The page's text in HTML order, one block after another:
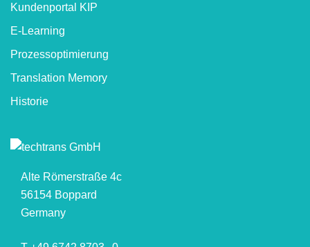
Kundenportal KIP
E-Learning
Prozessoptimierung
Translation Memory
Historie
Alte Römerstraße 4c
56154 Boppard
Germany